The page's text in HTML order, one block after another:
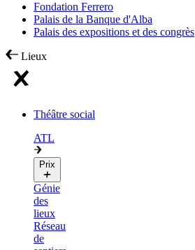
Fondation Ferrero
Palais de la Banque d'Alba
Palais des expositions et des congrès
Lieux
Théâtre social
ATL
Prix
Génie
des
lieux
Réseau
de